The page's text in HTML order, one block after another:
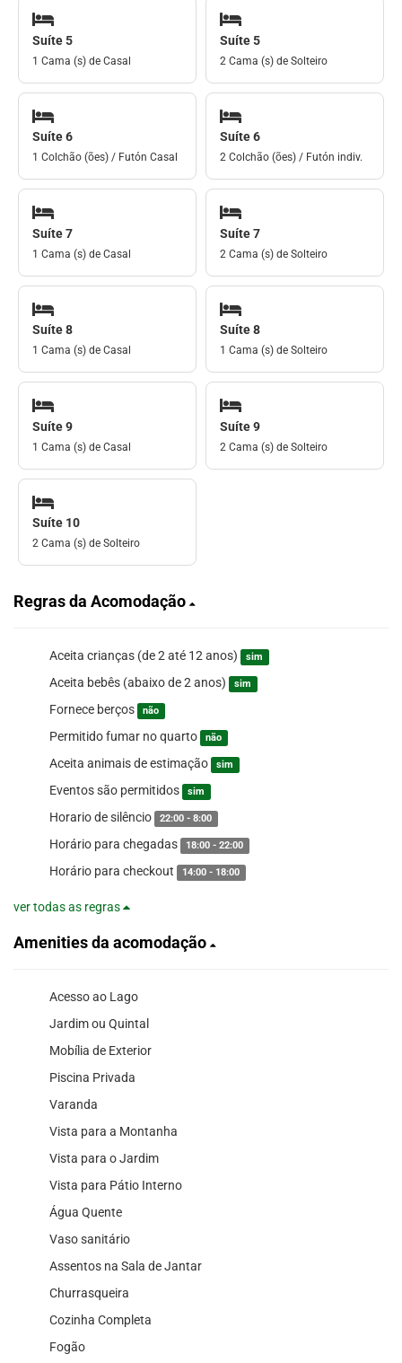
Suíte 5
1 Cama (s) de Casal
Suíte 5
2 Cama (s) de Solteiro
Suíte 6
1 Colchão (ões) / Futón Casal
Suíte 6
2 Colchão (ões) / Futón indiv.
Suíte 7
1 Cama (s) de Casal
Suíte 7
2 Cama (s) de Solteiro
Suíte 8
1 Cama (s) de Casal
Suíte 8
1 Cama (s) de Solteiro
Suíte 9
1 Cama (s) de Casal
Suíte 9
2 Cama (s) de Solteiro
Suíte 10
2 Cama (s) de Solteiro
Regras da Acomodação
Aceita crianças (de 2 até 12 anos) sim
Aceita bebês (abaixo de 2 anos) sim
Fornece berços não
Permitido fumar no quarto não
Aceita animais de estimação sim
Eventos são permitidos sim
Horario de silêncio 22:00 - 8:00
Horário para chegadas 18:00 - 22:00
Horário para checkout 14:00 - 18:00
ver todas as regras
Amenities da acomodação
Acesso ao Lago
Jardim ou Quintal
Mobília de Exterior
Piscina Privada
Varanda
Vista para a Montanha
Vista para o Jardim
Vista para Pátio Interno
Água Quente
Vaso sanitário
Assentos na Sala de Jantar
Churrasqueira
Cozinha Completa
Fogão